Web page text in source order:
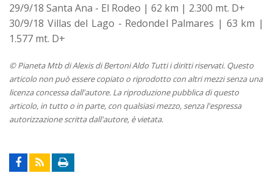
29/9/18 Santa Ana - El Rodeo | 62 km | 2.300 mt. D+
30/9/18 Villas del Lago - Redondel Palmares | 63 km |
1.577 mt. D+
© Pianeta Mtb di Alexis di Bertoni Aldo Tutti i diritti riservati. Questo
articolo non può essere copiato o riprodotto con altri mezzi senza una
licenza concessa dall'autore. La riproduzione pubblica di questo
articolo, in tutto o in parte, con qualsiasi mezzo, senza l'espressa
autorizzazione scritta dall'autore, è vietata.